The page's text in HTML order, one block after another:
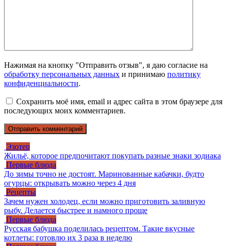
Нажимая на кнопку "Отправить отзыв", я даю согласие на
обработку персональных данных и принимаю политику
конфиденциальности.
Сохранить моё имя, email и адрес сайта в этом браузере для
последующих моих комментариев.
Эзотер
Жильё, которое предпочитают покупать разные знаки зодиака
Первые блюда
До зимы точно не достоят. Маринованные кабачки, будто
огурцы: открывать можно через 4 дня
Рецепты
Зачем нужен холодец, если можно приготовить заливную
рыбу. Делается быстрее и намного проще
Первые блюда
Русская бабушка поделилась рецептом. Такие вкусные
котлеты: готовлю их 3 раза в неделю